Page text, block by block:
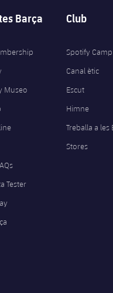
Barça
Museo
Tester
Club
Spotify
Canal ètic
Escut
Himne
Treballa a les
Stores